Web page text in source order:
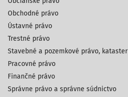
Obchodné právo
Ústavné právo
Trestné právo
Stavebné a pozemkové právo,
Pracovné právo
Finančné právo
Správne právo a správne súdnictvo